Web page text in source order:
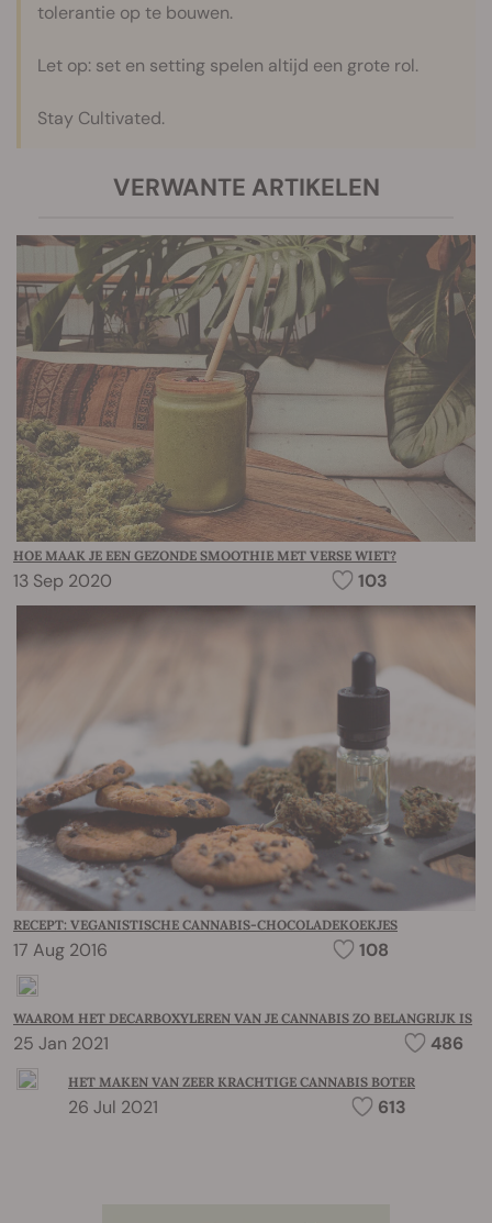
tolerantie op te bouwen.
Let op: set en setting spelen altijd een grote rol.
Stay Cultivated.
VERWANTE ARTIKELEN
HOE MAAK JE EEN GEZONDE SMOOTHIE MET VERSE WIET?
13 Sep 2020 103
RECEPT: VEGANISTISCHE CANNABIS-CHOCOLADEKOEKJES
17 Aug 2016 108
WAAROM HET DECARBOXYLEREN VAN JE CANNABIS ZO BELANGRIJK IS
25 Jan 2021 486
HET MAKEN VAN ZEER KRACHTIGE CANNABIS BOTER
26 Jul 2021 613